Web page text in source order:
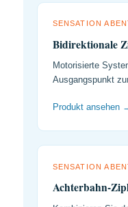
SENSATION
Bidirektionale
Motorisierte
Ausgangspunkt
Produkt ansehen
SENSATION
Achterbahn-